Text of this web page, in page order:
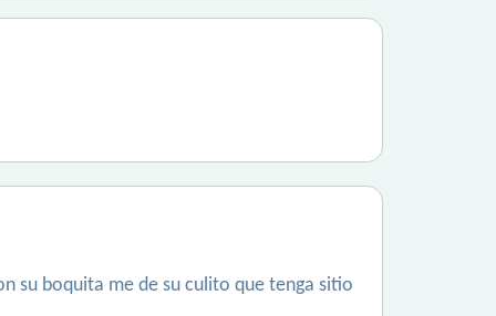
su boquita me de su culito que tenga sitio